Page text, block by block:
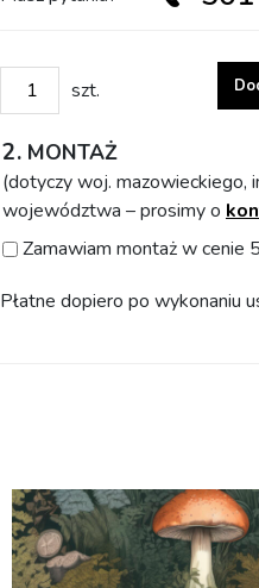
MONTAŻ
(dotyczy woj. mazowieckiego,
województwa – prosimy o
Płatne dopiero po wykonaniu
Zamawiam montaż w cenie
ilość Dostosuj wzór do
szt.